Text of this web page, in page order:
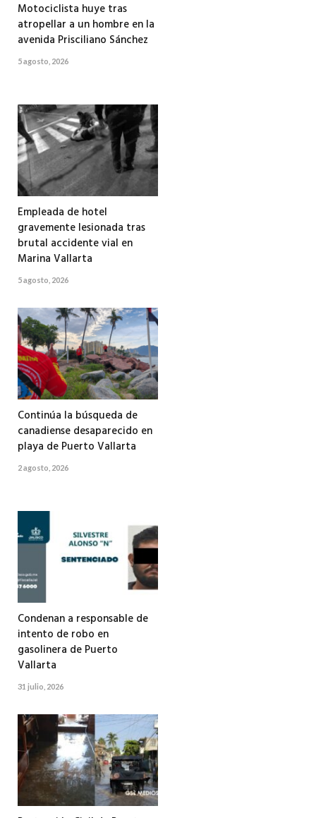
Motociclista huye tras
atropellar a un hombre en la
avenida Prisciliano Sánchez
5 agosto, 2026
Empleada de hotel
gravemente lesionada tras
brutal accidente vial en
Marina Vallarta
5 agosto, 2026
Continúa la búsqueda de
canadiense desaparecido en
playa de Puerto Vallarta
2 agosto, 2026
Condenan a responsable de
intento de robo en
gasolinera de Puerto
Vallarta
31 julio, 2026